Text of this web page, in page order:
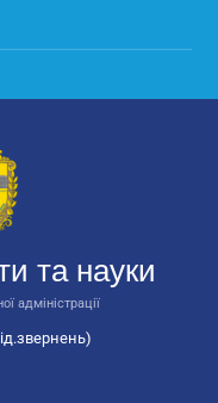
та науки
адміністрації